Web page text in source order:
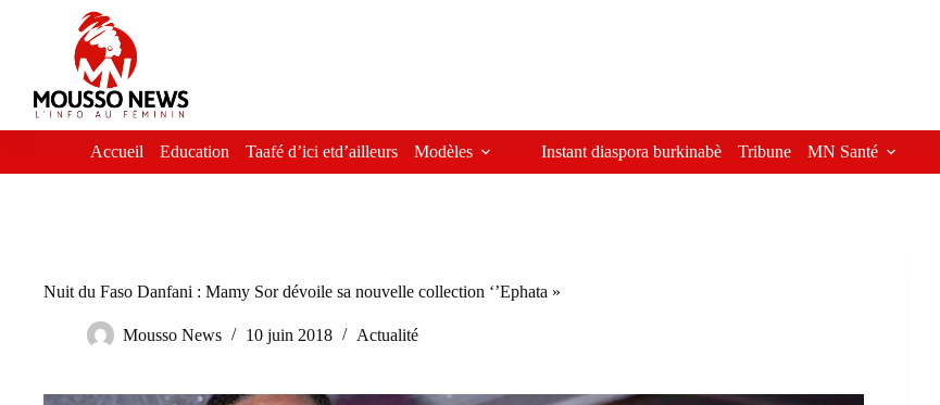
Accueil Education Taafé d’ici etd’ailleurs Modèles Instant diaspora burkinabè Tribune MN Santé
Nuit du Faso Danfani : Mamy Sor dévoile sa nouvelle collection ‘’Ephata »
Mousso News 10 juin 2018 Actualité